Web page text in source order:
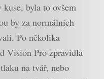
byla to ovšem
by za normálních
Po několika
Vision Pro zpravidla
na tvář, nebo